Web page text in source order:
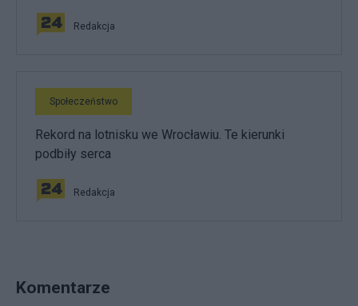
Redakcja
Społeczeństwo
Rekord na lotnisku we Wrocławiu. Te kierunki
podbiły serca
Redakcja
Komentarze